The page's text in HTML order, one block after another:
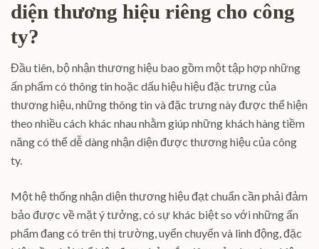
diện thương hiệu riêng cho công
ty?
Đầu tiên, bộ nhận thương hiệu bao gồm một tập hợp những
ấn phẩm có thông tin hoặc dấu hiệu hiệu đặc trưng của
thương hiệu, những thông tin và đặc trưng này được thể hiện
theo nhiều cách khác nhau nhằm giúp những khách hàng tiềm
năng có thể dễ dàng nhận diện được thương hiệu của công
ty.
Một hệ thống nhận diện thương hiệu đạt chuẩn cần phải đảm
bảo được về mặt ý tưởng, có sự khác biệt so với những ấn
phẩm đang có trên thị trường, uyển chuyển và linh động, đặc